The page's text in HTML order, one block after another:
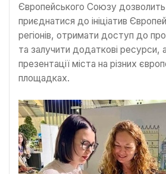
Європейського Союзу
приєднатися до ініціатив
регіонів, отримати доступ до
та залучити додаткові ресурси,
презентації міста на різних
площадках.